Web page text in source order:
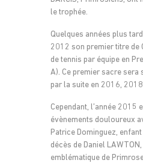
le trophée.
Quelques années plus
2012 son premier titre de
de tennis par équipe en
A). Ce premier sacre sera
par la suite en 2016,
Cependant, l’année 2015
évènements douloureux
Patrice Dominguez,
décès de Daniel
emblématique de